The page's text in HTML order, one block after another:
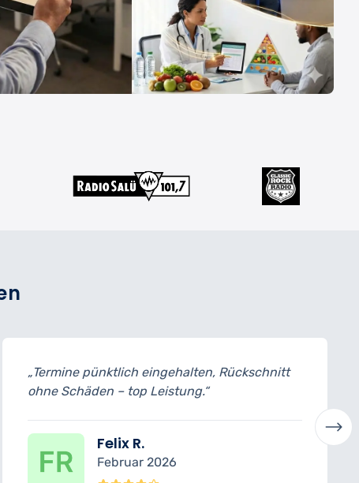
„Sehr gute Beratung vorab, Schnitt
wie besprochen.“